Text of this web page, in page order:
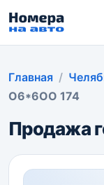
Главная
О6*6ОО 174
Продажа